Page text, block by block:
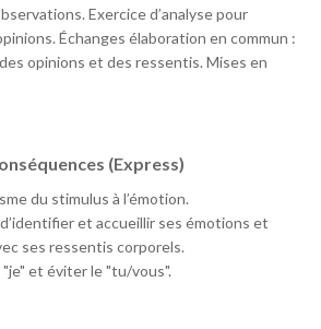
Exercice d’analyse pour
Échanges élaboration en commun :
opinions et des ressentis. Mises en
(Express)
du stimulus à l’émotion.
et accueillir ses émotions et
ses ressentis corporels.
"je" et éviter le "tu/vous".